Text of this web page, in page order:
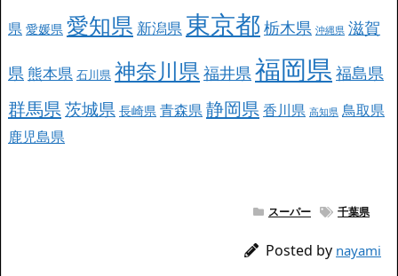
県 愛媛県 愛知県 新潟県 東京都 栃木県 沖縄県 滋賀
県熊本県 石川県 神奈川県福井県福岡県福島県
群馬県茨城県 長崎県 青森県静岡県香川県 高知県 鳥取県
鹿児島県
スーパー 千葉県
Posted by nayami